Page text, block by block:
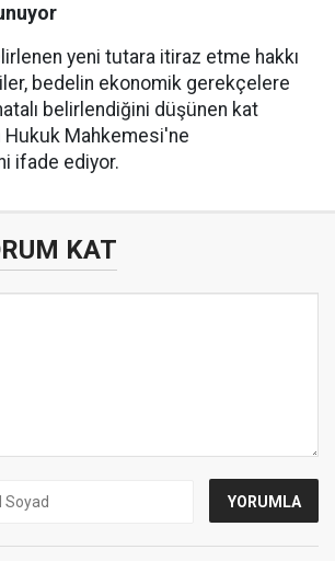
yeni tutara itiraz etme hakkı
bedelin ekonomik gerekçelere
belirlendiğini düşünen kat
Hukuk Mahkemesi'ne
ifade ediyor.
KAT